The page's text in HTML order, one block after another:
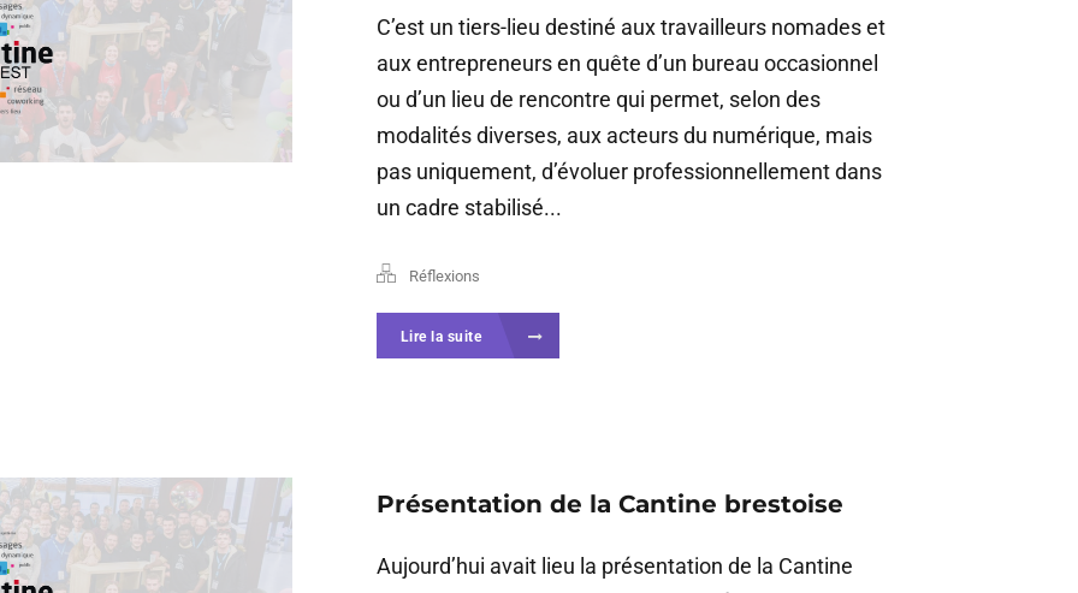
C’est un tiers-lieu destiné aux travailleurs nomades et
aux entrepreneurs en quête d’un bureau occasionnel
ou d’un lieu de rencontre qui permet, selon des
modalités diverses, aux acteurs du numérique, mais
pas uniquement, d’évoluer professionnellement dans
un cadre stabilisé...
Réflexions
Lire la suite
Présentation de la Cantine brestoise
Aujourd’hui avait lieu la présentation de la Cantine